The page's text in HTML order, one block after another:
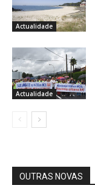
Actualidade
Actualidade
OUTRAS NOVAS